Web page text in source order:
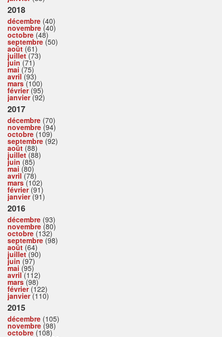
2018
décembre (40)
novembre (40)
octobre (48)
septembre (50)
août (61)
juillet(73)
juin (71)
mai (75)
avril(93)
mars(100)
février(95)
janvier(92)
2017
décembre (70)
novembre (94)
octobre (109)
septembre (92)
août (88)
juillet(88)
juin (85)
mai (80)
avril(78)
mars(102)
février(91)
janvier(91)
2016
décembre (93)
novembre (80)
octobre (132)
septembre (98)
août (64)
juillet(90)
juin (97)
mai (95)
avril(112)
mars(98)
février(122)
janvier(110)
2015
décembre (105)
novembre (98)
octobre (108)